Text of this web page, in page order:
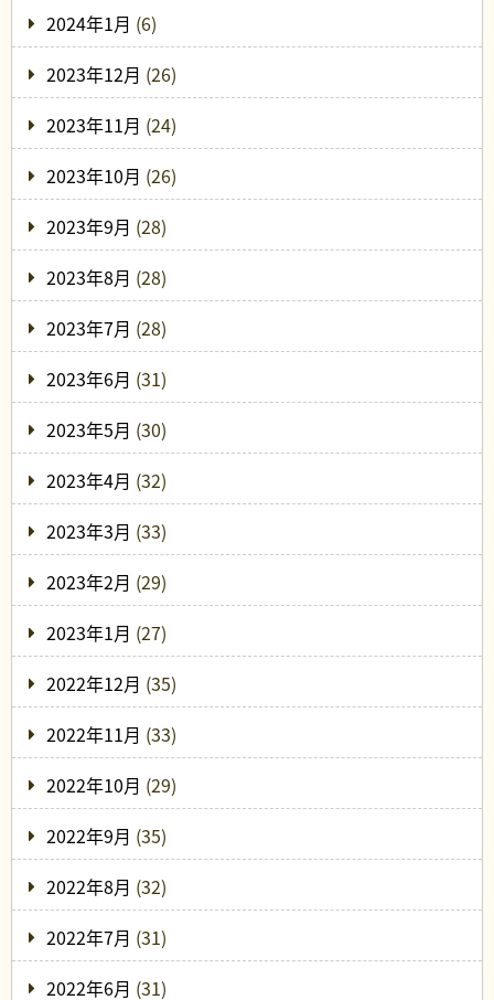
2024年1月 (6)
2023年12月 (26)
2023年11月 (24)
2023年10月 (26)
2023年9月 (28)
2023年8月 (28)
2023年7月 (28)
2023年6月 (31)
2023年5月 (30)
2023年4月 (32)
2023年3月 (33)
2023年2月 (29)
2023年1月 (27)
2022年12月 (35)
2022年11月 (33)
2022年10月 (29)
2022年9月 (35)
2022年8月 (32)
2022年7月 (31)
2022年6月 (31)